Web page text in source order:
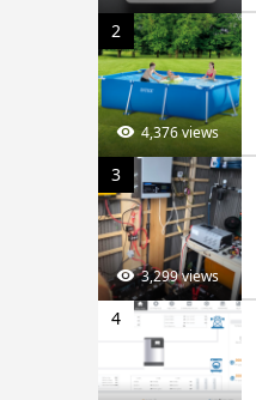
2
4,376 views
3
3,299 views
4